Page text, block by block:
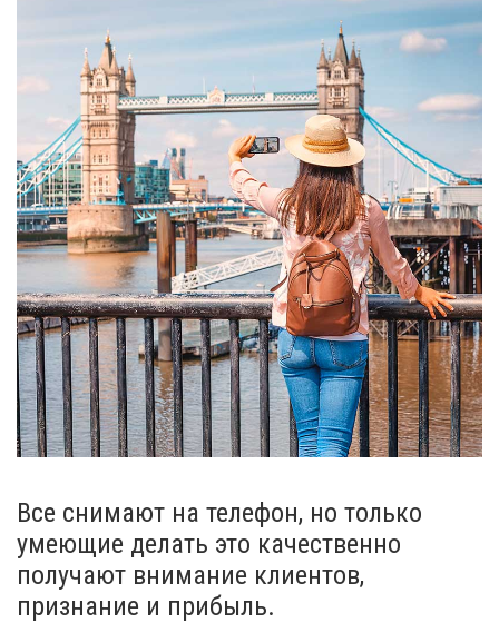
Все снимают на телефон, но только
умеющие делать это качественно
получают внимание клиентов,
признание и прибыль.